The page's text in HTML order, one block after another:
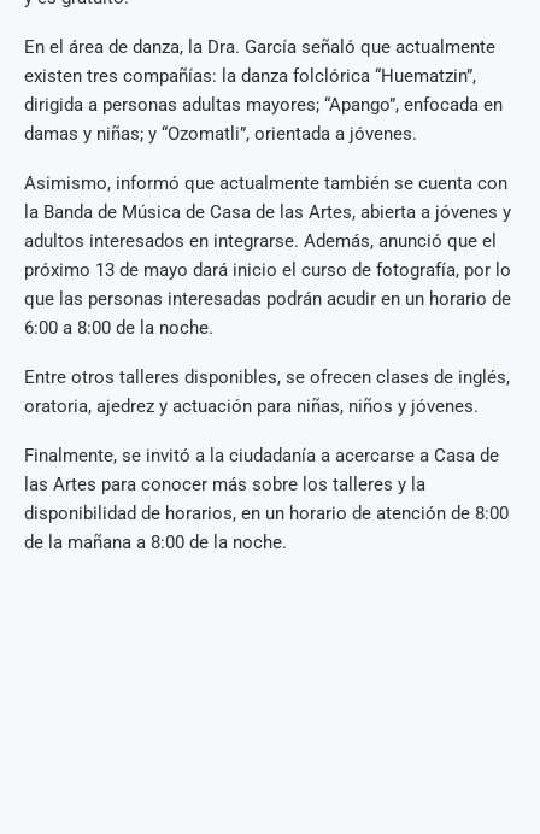
En el área de danza, la Dra. García señaló que actualmente
existen tres compañías: la danza folclórica “Huematzin”,
dirigida a personas adultas mayores; “Apango”, enfocada en
damas y niñas; y “Ozomatli”, orientada a jóvenes.
Asimismo, informó que actualmente también se cuenta con
la Banda de Música de Casa de las Artes, abierta a jóvenes y
adultos interesados en integrarse. Además, anunció que el
próximo 13 de mayo dará inicio el curso de fotografía, por lo
que las personas interesadas podrán acudir en un horario de
6:00 a 8:00 de la noche.
Entre otros talleres disponibles, se ofrecen clases de inglés,
oratoria, ajedrez y actuación para niñas, niños y jóvenes.
Finalmente, se invitó a la ciudadanía a acercarse a Casa de
las Artes para conocer más sobre los talleres y la
disponibilidad de horarios, en un horario de atención de 8:00
de la mañana a 8:00 de la noche.